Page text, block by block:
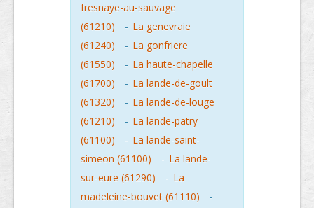
fresnaye-au-sauvage
(61210)
- La genevraie
(61240)
- La gonfriere
(61550)
- La haute-chapelle
(61700)
- La lande-de-goult
(61320)
- La lande-de-louge
(61210)
- La lande-patry
(61100)
- La lande-saint-
simeon (61100)
- La lande-
sur-eure (61290)
- La
madeleine-bouvet (61110)
-